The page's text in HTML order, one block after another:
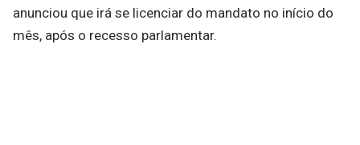
anunciou que irá se licenciar do mandato no início do
mês, após o recesso parlamentar.